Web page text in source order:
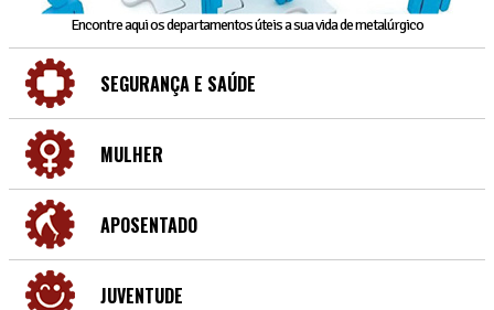
Encontre aqui os departamentos úteis a sua vida de metalúrgico
SEGURANÇA E SAÚDE
MULHER
APOSENTADO
JUVENTUDE